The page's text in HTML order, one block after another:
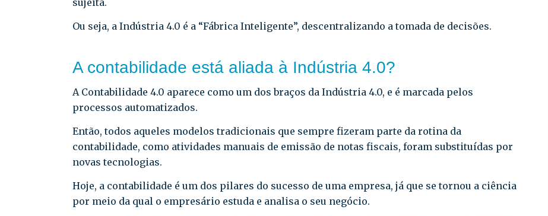
sujeita.
Ou seja, a Indústria 4.0 é a “Fábrica Inteligente”, descentralizando a tomada de decisões.
A contabilidade está aliada à Indústria 4.0?
A Contabilidade 4.0 aparece como um dos braços da Indústria 4.0, e é marcada pelos
processos automatizados.
Então, todos aqueles modelos tradicionais que sempre fizeram parte da rotina da
contabilidade, como atividades manuais de emissão de notas fiscais, foram substituídas por
novas tecnologias.
Hoje, a contabilidade é um dos pilares do sucesso de uma empresa, já que se tornou a ciência
por meio da qual o empresário estuda e analisa o seu negócio.